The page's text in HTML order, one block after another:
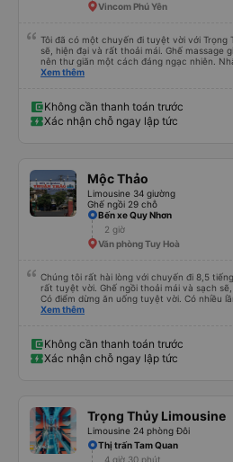
Vincom Phú Yên
Tôi đã có một chuyến đi tuyệt vời với Trọng
sẽ, hiện đại và rất thoải mái. Ghế massage
nên thư giãn một cách đáng ngạc nhiên.
tình, tài xế cẩn thận và chuyên nghiệp, mọi
đến khi đến nơi - đều suôn sẻ và không gặp
ty này và chắc chắn sẽ chọn Trọng Thủy
thiệu!
Xem thêm
Không cần thanh toán trước
Xác nhận chỗ ngay lập tức
Mộc Thảo
Limousine 34 giường
Ghế ngồi 29 chỗ
Bến xe Quy Nhơn
2 giờ
Văn phòng Tuy Hoà
Chúng tôi rất hài lòng với chuyến đi 8,5
rất tuyệt vời. Ghế ngồi thoải mái và sạch
Có điểm dừng ăn uống tuyệt vời. Có nhiều
duy nhất tôi muốn đề xuất để cải thiện là
Xem thêm
Không cần thanh toán trước
Xác nhận chỗ ngay lập tức
Trọng Thủy Limousine
Limousine 24 phòng Đôi
Thị trấn Tam Quan
4 giờ 30 phút